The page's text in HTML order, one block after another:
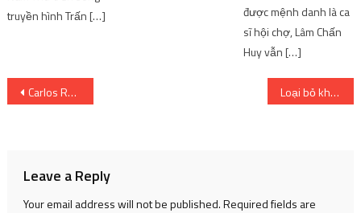
truyền hình Trấn […]
được mệnh danh là ca
sĩ hội chợ, Lâm Chấn
Huy vẫn […]
Post
Carlos Rodriguez tuyên bố từ chức Giám đốc điều hành của G2 Esports | SharingFunVN Loại bỏ khối u dạ dày sớm
Leave a Reply
Your email address will not be published.Required fields are